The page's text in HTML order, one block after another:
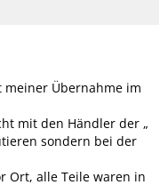
meiner Übernahme im
mit den Händler der „
sondern bei der
Ort, alle Teile waren in